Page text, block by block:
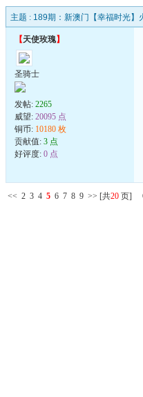
主题 : 189期：新澳门【幸福时光】
【天使玫瑰】
圣骑士
发帖: 2265
威望: 20095 点
铜币: 10180 枚
贡献值: 3 点
好评度: 0 点
<< 2 3 4 5 6 7 8 9 >> [共20 页]